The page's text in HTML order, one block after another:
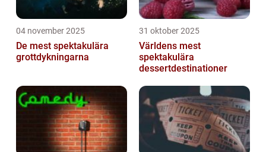
04 november 2025
De mest spektakulära
grottdykningarna
31 oktober 2025
Världens mest
spektakulära
dessertdestinationer